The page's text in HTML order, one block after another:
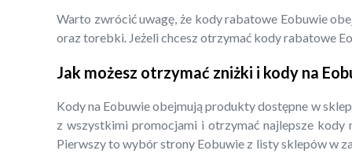
Warto zwrócić uwagę, że kody rabatowe Eobuwie
oraz torebki. Jeżeli chcesz otrzymać kody rabatowe
Jak możesz otrzymać zniżki i kody na
Kody na Eobuwie obejmują produkty dostępne w
z wszystkimi promocjami i otrzymać najlepsze kody
Pierwszy to wybór strony Eobuwie z listy sklepów w